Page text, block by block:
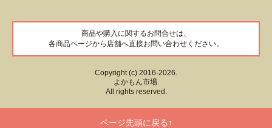
商品や購入に関するお問合せは、
各商品ページから店舗へ直接お問い合わせください。
Copyright (c) 2016-2026.
よかもん市場.
All rights reserved.
ページ先頭に戻る↑